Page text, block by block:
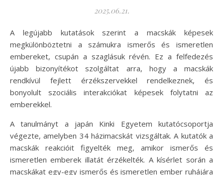
2025.06.21.
A legújabb kutatások szerint a macskák képesek
megkülönböztetni a számukra ismerős és ismeretlen
embereket, csupán a szaglásuk révén. Ez a felfedezés
újabb bizonyítékot szolgáltat arra, hogy a macskák
rendkívül fejlett érzékszervekkel rendelkeznek, és
bonyolult szociális interakciókat képesek folytatni az
emberekkel.
A tanulmányt a japán Kinki Egyetem kutatócsoportja
végezte, amelyben 34 házimacskát vizsgáltak. A kutatók a
macskák reakcióit figyelték meg, amikor ismerős és
ismeretlen emberek illatát érzékelték. A kísérlet során a
macskákat egy-egy ismerős és ismeretlen ember ruhájára